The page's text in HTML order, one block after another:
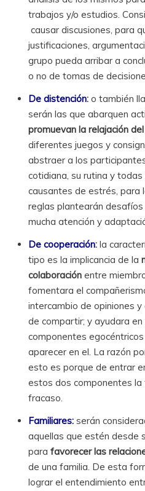
trabajos y/o estudios.
causar discusiones, para
justificaciones,
grupo pueda arribar a
o no de tomas de
De distención: o también
serán las que abarquen
promuevan la relajación
diferentes juegos y
abstraer a los
cotidiana, su rutina y
causantes de estrés, para
reglas plantearán
mucha atención y
De cooperación:la
tipo es la implicancia de la
colaboración entre
fomentara el
intercambio de opiniones
de compartir; y ayudara
componentes
aparecer en el. La razón
esto es porque de entrar
estos dos componentes
fracaso.
Familiares: serán
aquellas que estén desde
parafavorecer las
de una familia. De esta
lograr el entendimiento